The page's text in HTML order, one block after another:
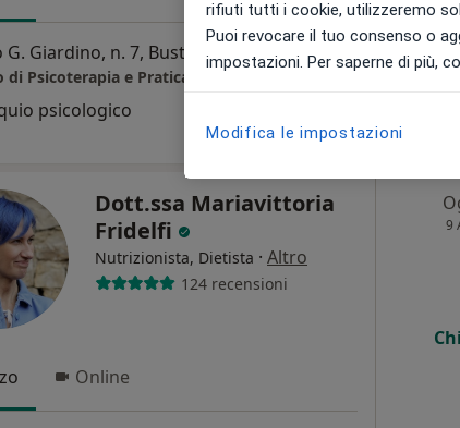
G. Giardino, n. 7, Busto Arsizio Mappa
Studio di Psicoterapia e Pratica EMDR Dott. Francesco Rizzo
psicologico
Dott.ssa Mariavittoria
Fridelfi
Nutrizionista, Dietista · Altro
124 recensioni
Online
9
rifiuti tutti i cookie, utilizzeremo
Puoi revocare il tuo consenso o
impostazioni. Per saperne di più,
Modifica le impostazioni